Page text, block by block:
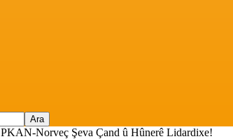
PKAN-Norveç Şeva Çand û Hûnerê Lidardixe!